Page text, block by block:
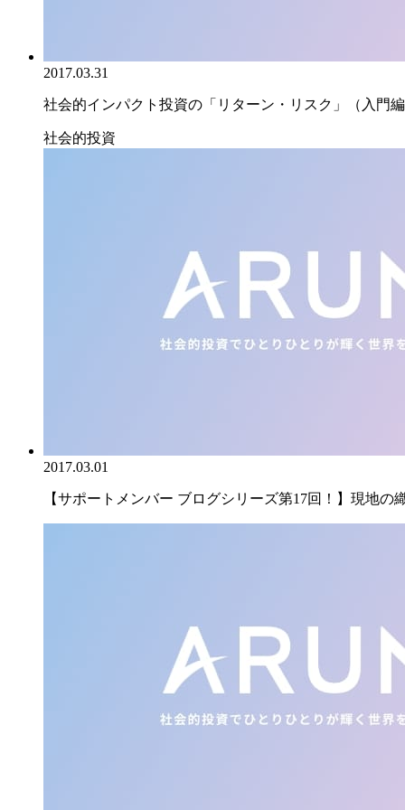
2017.03.31
社会的インパクト投資の「リターン・リスク」（入門
社会的投資
2017.03.01
【サポートメンバー ブログシリーズ第17回！】現地の